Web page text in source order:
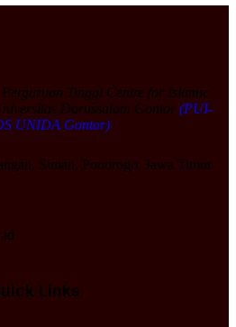
Tinggi Centre for Islamic
Darussalam Gontor (PUI-
UNIDA Gontor)
Siman, Ponorogo, Jawa Timur
Links